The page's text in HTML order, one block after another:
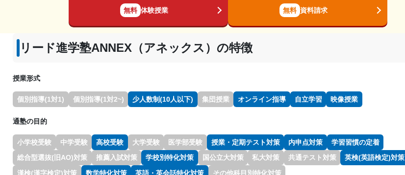
無料 体験授業 無料 資料請求
リード進学塾ANNEX（アネックス）の特徴
授業形式
個別指導(1対1) 個別指導(1対2~) 少人数制(10人以下) 集団授業 オンライン指導 自立学習 映像授業
通塾の目的
小学校受験 中学受験 高校受験 大学受験 医学部受験 授業・定期テスト対策 内申点対策
学習習慣の定着
総合型選抜(旧AO)対策
推薦入試対策 学校別特化対策 国公立大対策 私大対策 共通テスト対策
英検(英語検定)対策
漢検(漢字検定)対策
数学特化対策 英語・英会話特化対策 その他科目別特化対策